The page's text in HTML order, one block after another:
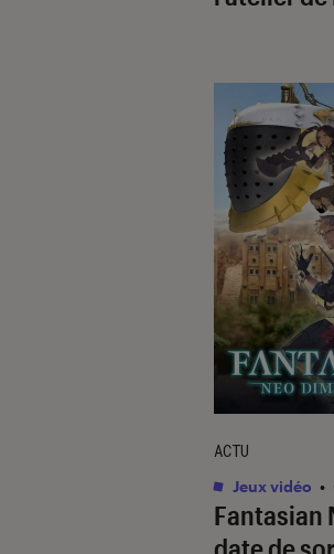
Fantasian
ACTU
Jeux vidéo •